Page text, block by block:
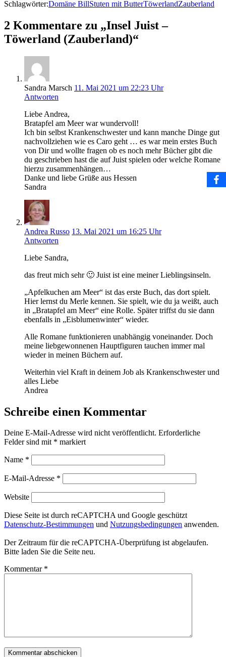
Schlagwörter:Domäne BillStuten mit ButterTöwerlandZauberland
2 Kommentare zu „Insel Juist –
Töwerland (Zauberland)“
Sandra Marsch 11. Mai 2021 um 22:23 Uhr
Antworten
Liebe Andrea,
Bratapfel am Meer war wundervoll!
Ich bin selbst Krankenschwester und kann manche Dinge gut
nachvollziehen wie es Caro geht … es war mein erstes Buch
von Dir und wollte fragen ob es noch mehr Bücher gibt die
du geschrieben hast die auf Juist spielen oder welche Romane
hierzu zusammenhängen…
Danke und liebe Grüße aus Hessen
Sandra
Andrea Russo 13. Mai 2021 um 16:25 Uhr
Antworten
Liebe Sandra,
das freut mich sehr 🙂 Juist ist eine meiner Lieblingsinseln.
„Apfelkuchen am Meer“ ist das erste Buch, das dort spielt.
Hier lernst du Merle kennen. Sie spielt, wie du ja weißt, auch
in „Bratapfel am Meer“ eine Rolle. Später triffst du sie dann
ebenfalls in „Eisblumenwinter“ wieder.
Alle Romane funktionieren unabhängig voneinander. Doch
meine liebgewonnenen Hauptfiguren tauchen immer mal
wieder in meinen Büchern auf.
Weiterhin viel Kraft in deinem Job als Krankenschwester und
alles Liebe
Andrea
Schreibe einen Kommentar
Deine E-Mail-Adresse wird nicht veröffentlicht. Erforderliche
Felder sind mit * markiert
Name *
E-Mail-Adresse *
Website
Diese Seite ist durch reCAPTCHA und Google geschützt
Datenschutz-Bestimmungen und Nutzungsbedingungen anwenden.
Der Zeitraum für die reCAPTCHA-Überprüfung ist abgelaufen.
Bitte laden Sie die Seite neu.
Kommentar *